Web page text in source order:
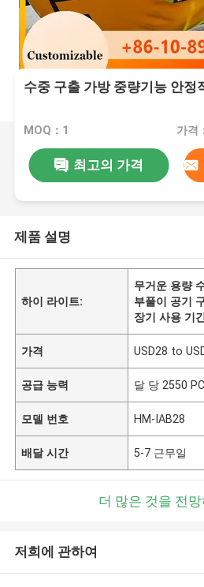
수중 구출 가방 중량기능 안정
MOQ：1
최고의 가격
제품 설명
하이 라이트:
무거운 용량
부풀이 공기
장기 사용 기
가격 USD28 to
공급 능력 달 당 2550 PC
모델 번호 HM-IAB28
배달 시간 5-7 근무일
더 많은 것을 전
저희에 관하여